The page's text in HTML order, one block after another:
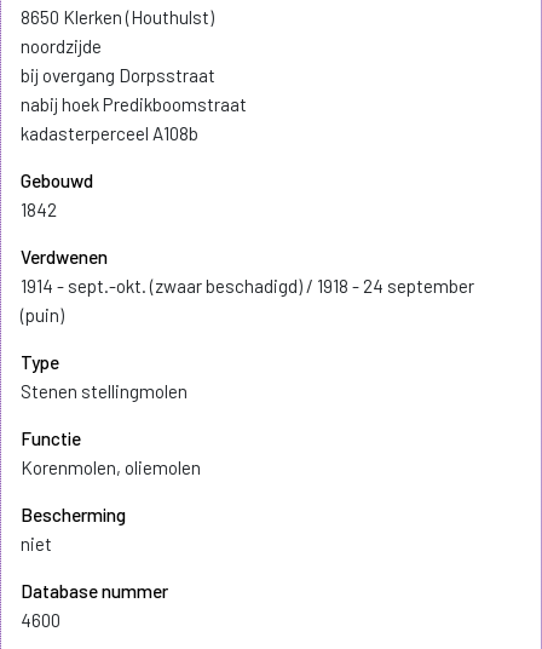
8650 Klerken (Houthulst)
noordzijde
bij overgang Dorpsstraat
nabij hoek Predikboomstraat
kadasterperceel A108b
Gebouwd
1842
Verdwenen
1914 - sept.-okt. (zwaar beschadigd) / 1918 - 24 september
(puin)
Type
Stenen stellingmolen
Functie
Korenmolen, oliemolen
Bescherming
niet
Database nummer
4600